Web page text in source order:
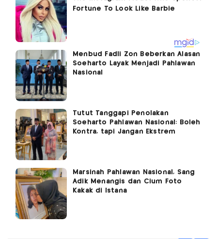
Menbud Fadli Zon Beberkan Alasan
Soeharto Layak Menjadi Pahlawan
Nasional
Tutut Tanggapi Penolakan
Soeharto Pahlawan Nasional: Boleh
Kontra, tapi Jangan Ekstrem
Marsinah Pahlawan Nasional, Sang
Adik Menangis dan Cium Foto
Kakak di Istana